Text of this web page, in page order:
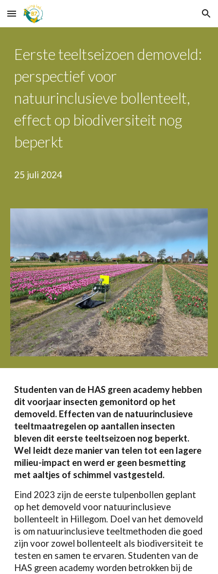
Skip to main content Skip to navigation
Eerste teeltseizoen demoveld:
perspectief voor
natuurinclusieve bollenteelt,
effect op biodiversiteit nog
beperkt
25 juli 2024
Studenten van de HAS green academy hebben
dit voorjaar insecten gemonitord op het
demoveld. Effecten van de natuurinclusieve
teeltmaatregelen op aantallen insecten
bleven dit eerste teeltseizoen nog beperkt.
Wel leidt deze manier van telen tot een lagere
milieu-impact en werd er geen besmetting
met aaltjes of schimmel vastgesteld.
Eind 2023 zijn de eerste tulpenbollen geplant
op het demoveld voor natuurinclusieve
bollenteelt in Hillegom. Doel van het demoveld
is om natuurinclusieve teeltmethoden die goed
zijn voor zowel bollenteelt als biodiversiteit te
testen en samen te ervaren. Studenten van de
HAS green academy worden betrokken bij de